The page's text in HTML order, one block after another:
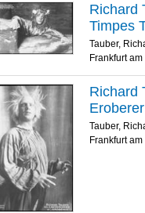
Richard
Timpes
Tauber,
Frankfurt
Richard
Eroberer
Tauber,
Frankfurt